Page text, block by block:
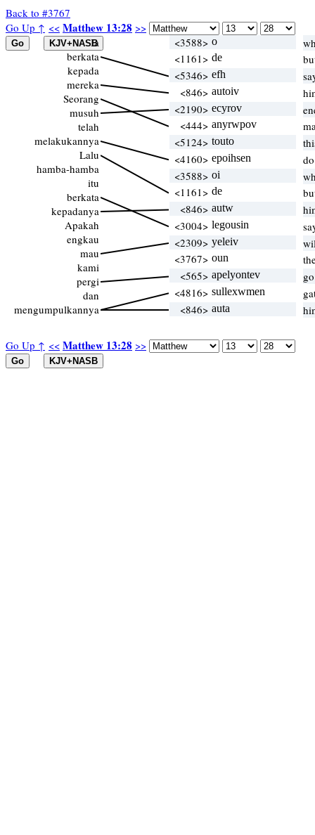
Back to #3767
Go Up ↑ << Matthew 13:28 >>
Go Up ↑ << Matthew 13:28 >>
Ia
berkata
kepada
mereka
Seorang
musuh
telah
melakukannya
Lalu
hamba-hamba
itu
berkata
kepadanya
Apakah
engkau
mau
kami
pergi
dan
mengumpulkannya
<3588> o
<1161> de
<5346> efh
<846> autoiv
<2190> ecyrov
<444> anyrwpov
<5124> touto
<4160> epoihsen
<3588> oi
<1161> de
<846> autw
<3004> legousin
<2309> yeleiv
<3767> oun
<565> apelyontev
<4816> sullexwmen
<846> auta